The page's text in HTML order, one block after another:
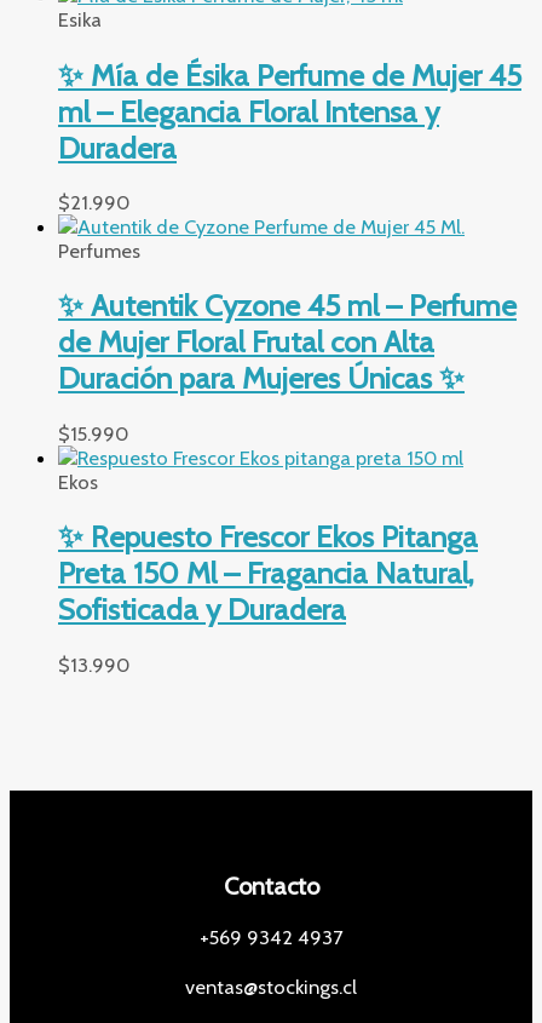
Esika
✨ Mía de Ésika Perfume de Mujer 45
ml – Elegancia Floral Intensa y
Duradera
$21.990
Perfumes
✨ Autentik Cyzone 45 ml – Perfume
de Mujer Floral Frutal con Alta
Duración para Mujeres Únicas ✨
$15.990
Ekos
✨ Repuesto Frescor Ekos Pitanga
Preta 150 Ml – Fragancia Natural,
Sofisticada y Duradera
$13.990
Contacto
+569 9342 4937
ventas@stockings.cl